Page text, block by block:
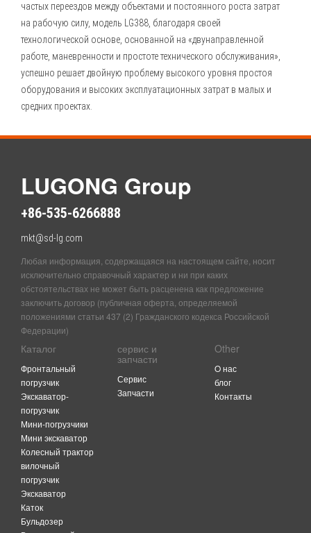
частых переездов между объектами и постоянного роста затрат
на рабочую силу, модель LG388, благодаря своей
технологической основе, основанной на «двунаправленной
работе, маневренности и простоте технического обслуживания»,
успешно решает двойную проблему высокого уровня простоя
оборудования и высоких эксплуатационных затрат в малых и
средних проектах.
LUGONG Group
+86-535-6266888
mkt@sd-lg.com
Любая информация, содержащаяся на настоящем сайте, носит
исключительно справочный характер и ни при каких
обстоятельствах не может быть расценена как предложение
заключить договор (публичная оферта, определяемой
положениями статьи 437 (2) Гражданского кодекса Российской
Федерации)
Каталог
Фронтальный
погрузчик
Экскаватор-
погрузчик
Мини-погрузчики
Мини экскаватор
Колесный трактор
вилочный
погрузчик
Экскаватор
Каток
Бульдозер
сервис и
запчасти
Сервис
Запчасти
Other
O нас
блог
Контакты